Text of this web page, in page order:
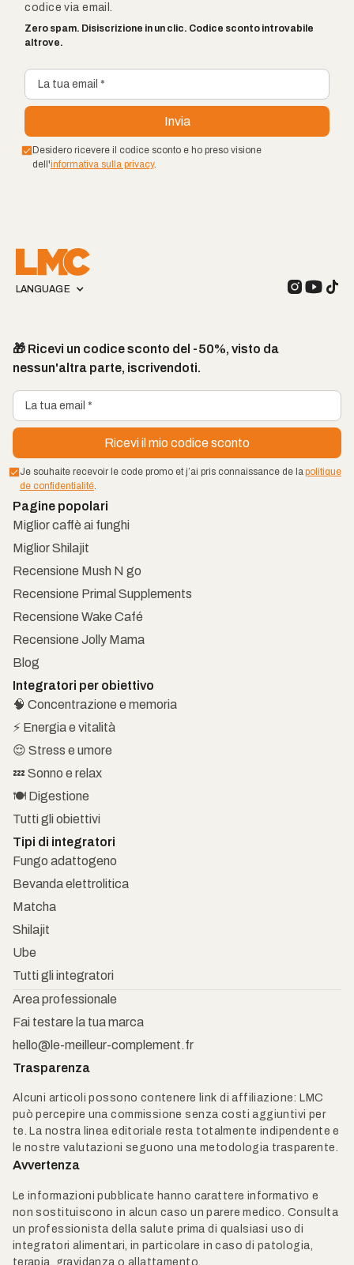
codice via email.
Zero spam. Disiscrizione in un clic. Codice sconto introvabile
altrove.
Desidero ricevere il codice sconto e ho preso visione
dell'informativa sulla privacy.
LANGUAGE
🎁 Ricevi un codice sconto del -50%, visto da
nessun'altra parte, iscrivendoti.
Je souhaite recevoir le code promo et j’ai pris connaissance de la politique
de confidentialité.
Pagine popolari
Miglior caffè ai funghi
Miglior Shilajit
Recensione Mush N go
Recensione Primal Supplements
Recensione Wake Café
Recensione Jolly Mama
Blog
Integratori per obiettivo
🧠 Concentrazione e memoria
⚡ Energia e vitalità
😌 Stress e umore
💤 Sonno e relax
🍽️ Digestione
Tutti gli obiettivi
Tipi di integratori
Fungo adattogeno
Bevanda elettrolitica
Matcha
Shilajit
Ube
Tutti gli integratori
Area professionale
Fai testare la tua marca
hello@le-meilleur-complement.fr
Trasparenza
Alcuni articoli possono contenere link di affiliazione: LMC
può percepire una commissione senza costi aggiuntivi per
te. La nostra linea editoriale resta totalmente indipendente e
le nostre valutazioni seguono una metodologia trasparente.
Avvertenza
Le informazioni pubblicate hanno carattere informativo e
non sostituiscono in alcun caso un parere medico. Consulta
un professionista della salute prima di qualsiasi uso di
integratori alimentari, in particolare in caso di patologia,
terapia, gravidanza o allattamento.